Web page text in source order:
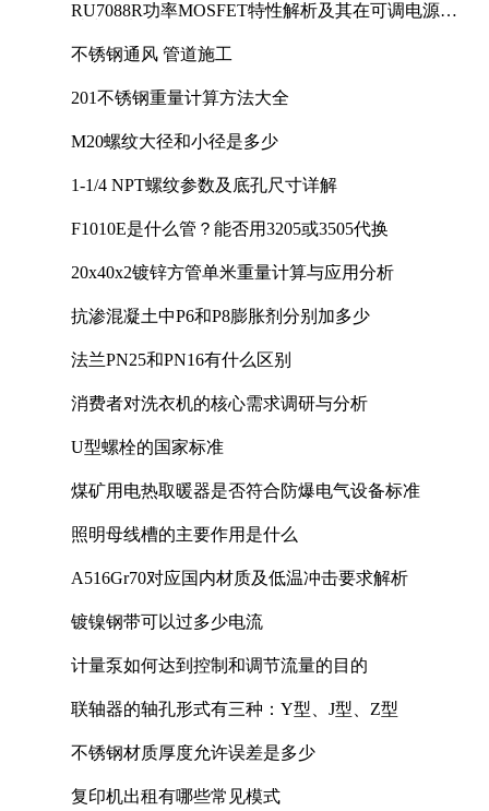
RU7088R功率MOSFET特性解析及其在可调电源设
不锈钢通风 管道施工
201不锈钢重量计算方法大全
M20螺纹大径和小径是多少
1-1/4 NPT螺纹参数及底孔尺寸详解
F1010E是什么管？能否用3205或3505代换
20x40x2镀锌方管单米重量计算与应用分析
抗渗混凝土中P6和P8膨胀剂分别加多少
法兰PN25和PN16有什么区别
消费者对洗衣机的核心需求调研与分析
U型螺栓的国家标准
煤矿用电热取暖器是否符合防爆电气设备标准
照明母线槽的主要作用是什么
A516Gr70对应国内材质及低温冲击要求解析
镀镍钢带可以过多少电流
计量泵如何达到控制和调节流量的目的
联轴器的轴孔形式有三种：Y型、J型、Z型
不锈钢材质厚度允许误差是多少
复印机出租有哪些常见模式